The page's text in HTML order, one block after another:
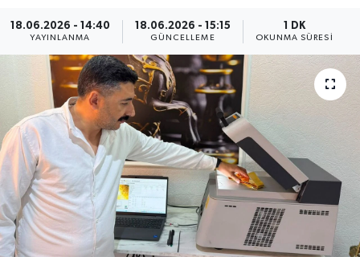
18.06.2026 - 14:40
YAYINLANMA
18.06.2026 - 15:15
GÜNCELLEME
1 DK
OKUNMA SÜRESI
Si̇yaset
Spor
Yaşam
Anali̇z
Bi̇li̇m & Teknoloji̇
Dünya
Haber Arşivi